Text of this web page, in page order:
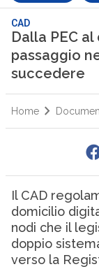
CAD
Dalla PEC
passaggio
succedere
Home
Il CAD
domicilio
nodi che il
doppio
verso la